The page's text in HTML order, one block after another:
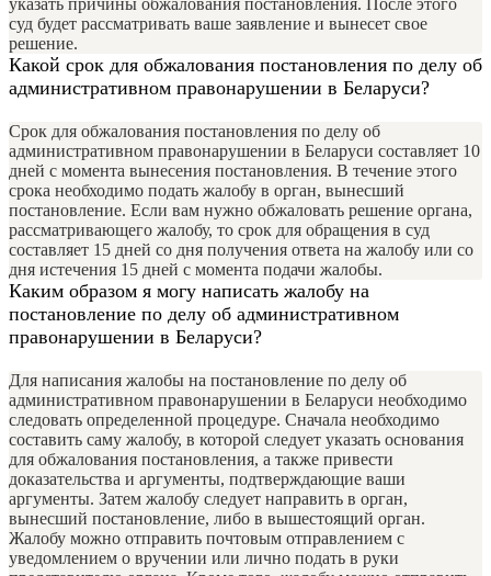
суд будет рассматривать ваше заявление и вынесет свое
решение.
Какой срок для обжалования постановления по делу об
административном правонарушении в Беларуси?
Срок для обжалования постановления по делу об
административном правонарушении в Беларуси составляет 10
дней с момента вынесения постановления. В течение этого
срока необходимо подать жалобу в орган, вынесший
постановление. Если вам нужно обжаловать решение органа,
рассматривающего жалобу, то срок для обращения в суд
составляет 15 дней со дня получения ответа на жалобу или со
дня истечения 15 дней с момента подачи жалобы.
Каким образом я могу написать жалобу на
постановление по делу об административном
правонарушении в Беларуси?
Для написания жалобы на постановление по делу об
административном правонарушении в Беларуси необходимо
следовать определенной процедуре. Сначала необходимо
составить саму жалобу, в которой следует указать основания
для обжалования постановления, а также привести
доказательства и аргументы, подтверждающие ваши
аргументы. Затем жалобу следует направить в орган,
вынесший постановление, либо в вышестоящий орган.
Жалобу можно отправить почтовым отправлением с
уведомлением о вручении или лично подать в руки